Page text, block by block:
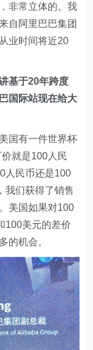
非常立体的。我
自阿里巴巴集团
业时间将近20
基于20年跨度
国际站现在给大
国有一件世界杯
就是100人民
人民币还是100
我们获得了销售
美国如果对100
100美元的差价
的机会。